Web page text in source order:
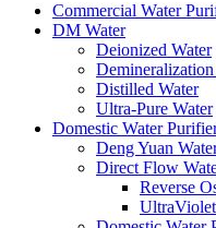
Commercial Water
DM Water
Deionized Water
Distilled Water
Ultra-Pure Water
Domestic Water
Deng Yuan
Direct Flow
Reverse